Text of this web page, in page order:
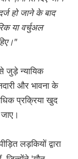
हो जाने के बाद
या वर्चुअल
जुड़े न्यायिक
और भावना के
प्रक्रिया खुद
लड़कियों द्वारा